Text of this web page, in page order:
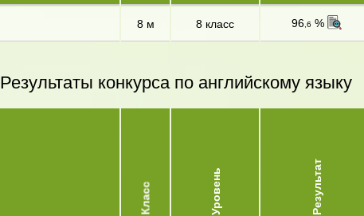
8 м 8 класс 96,6 %
Результаты конкурса по английскому языку
Класс Уровень Результат